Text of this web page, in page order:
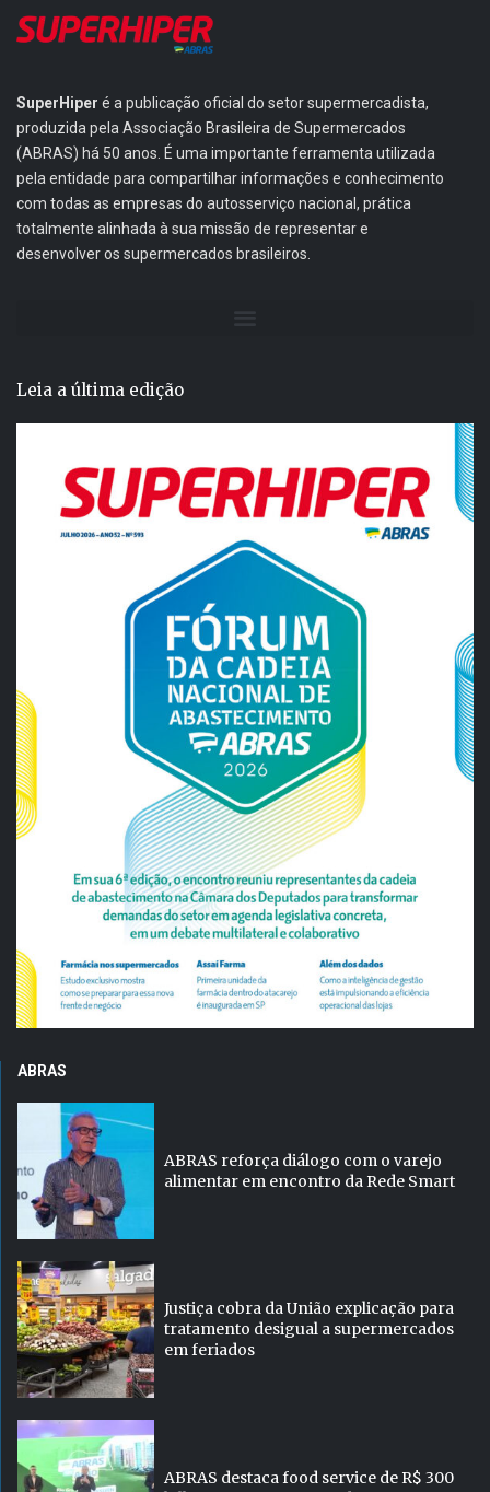
SuperHiper é a publicação oficial do setor supermercadista,
produzida pela Associação Brasileira de Supermercados
(ABRAS) há 50 anos. É uma importante ferramenta utilizada
pela entidade para compartilhar informações e conhecimento
com todas as empresas do autosserviço nacional, prática
totalmente alinhada à sua missão de representar e
desenvolver os supermercados brasileiros.
Leia a última edição
ABRAS
ABRAS reforça diálogo com o varejo
alimentar em encontro da Rede Smart
Justiça cobra da União explicação para
tratamento desigual a supermercados
em feriados
ABRAS destaca food service de R$ 300